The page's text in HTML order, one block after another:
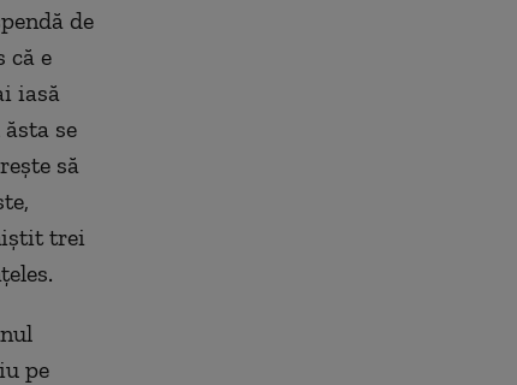
de
că e
iasă
se
să
trei
pe